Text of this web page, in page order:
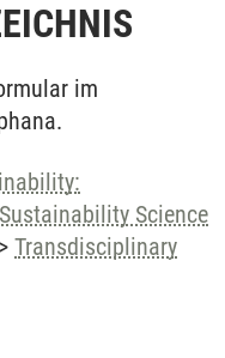
im
Science
Transdisciplinary